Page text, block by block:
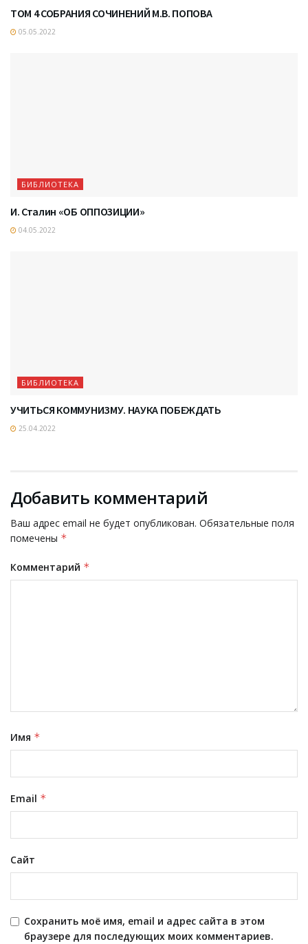
ТОМ 4 СОБРАНИЯ СОЧИНЕНИЙ М.В. ПОПОВА
05.05.2022
БИБЛИОТЕКА
И. Сталин «ОБ ОППОЗИЦИИ»
04.05.2022
БИБЛИОТЕКА
УЧИТЬСЯ КОММУНИЗМУ. НАУКА ПОБЕЖДАТЬ
25.04.2022
Добавить комментарий
Ваш адрес email не будет опубликован. Обязательные поля
помечены *
Комментарий *
Имя *
Email *
Сайт
Сохранить моё имя, email и адрес сайта в этом
браузере для последующих моих комментариев.